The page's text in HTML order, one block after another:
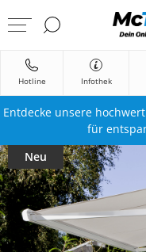
Hotline Infothek
Entdecke unsere
für
Neu